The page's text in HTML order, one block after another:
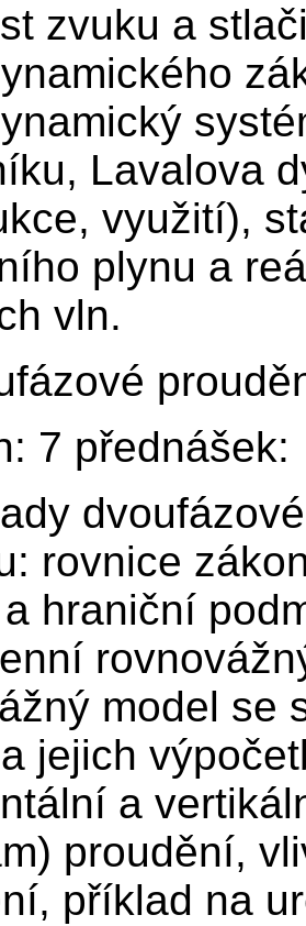
zvuku a
Lavalova
využití),
plynu a
vln.
7 přednášek:
rovnice
hraniční
model se
jejich
a
proudění,
příklad na